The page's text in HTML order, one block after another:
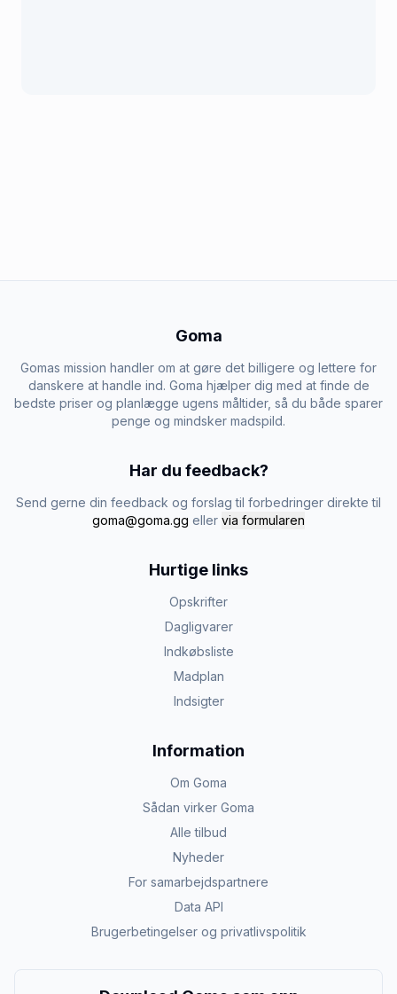
Goma
Gomas mission handler om at gøre det billigere og lettere for
danskere at handle ind. Goma hjælper dig med at finde de
bedste priser og planlægge ugens måltider, så du både sparer
penge og mindsker madspild.
Har du feedback?
Send gerne din feedback og forslag til forbedringer direkte til
goma@goma.gg eller via formularen
Hurtige links
Opskrifter
Dagligvarer
Indkøbsliste
Madplan
Indsigter
Information
Om Goma
Sådan virker Goma
Alle tilbud
Nyheder
For samarbejdspartnere
Data API
Brugerbetingelser og privatlivspolitik